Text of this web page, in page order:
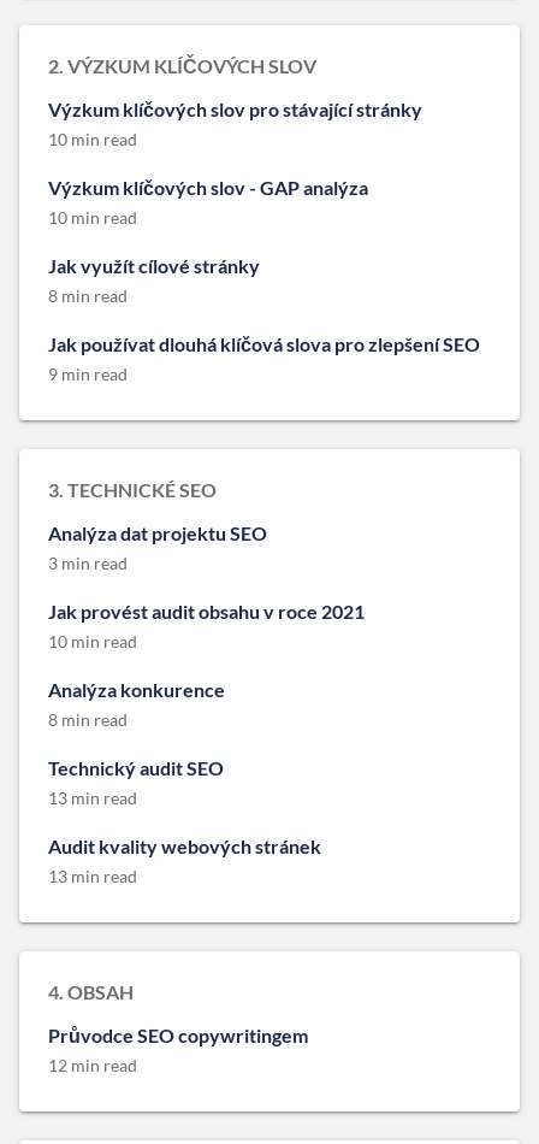
2. VÝZKUM KLÍČOVÝCH SLOV
Výzkum klíčových slov pro stávající stránky
10 min read
Výzkum klíčových slov - GAP analýza
10 min read
Jak využít cílové stránky
8 min read
Jak používat dlouhá klíčová slova pro zlepšení SEO
9 min read
3. TECHNICKÉ SEO
Analýza dat projektu SEO
3 min read
Jak provést audit obsahu v roce 2021
10 min read
Analýza konkurence
8 min read
Technický audit SEO
13 min read
Audit kvality webových stránek
13 min read
4. OBSAH
Průvodce SEO copywritingem
12 min read